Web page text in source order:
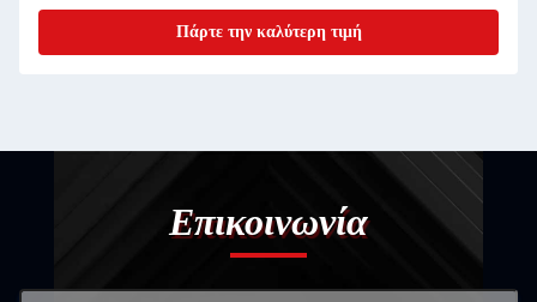
Πάρτε την καλύτερη τιμή
Επικοινωνία